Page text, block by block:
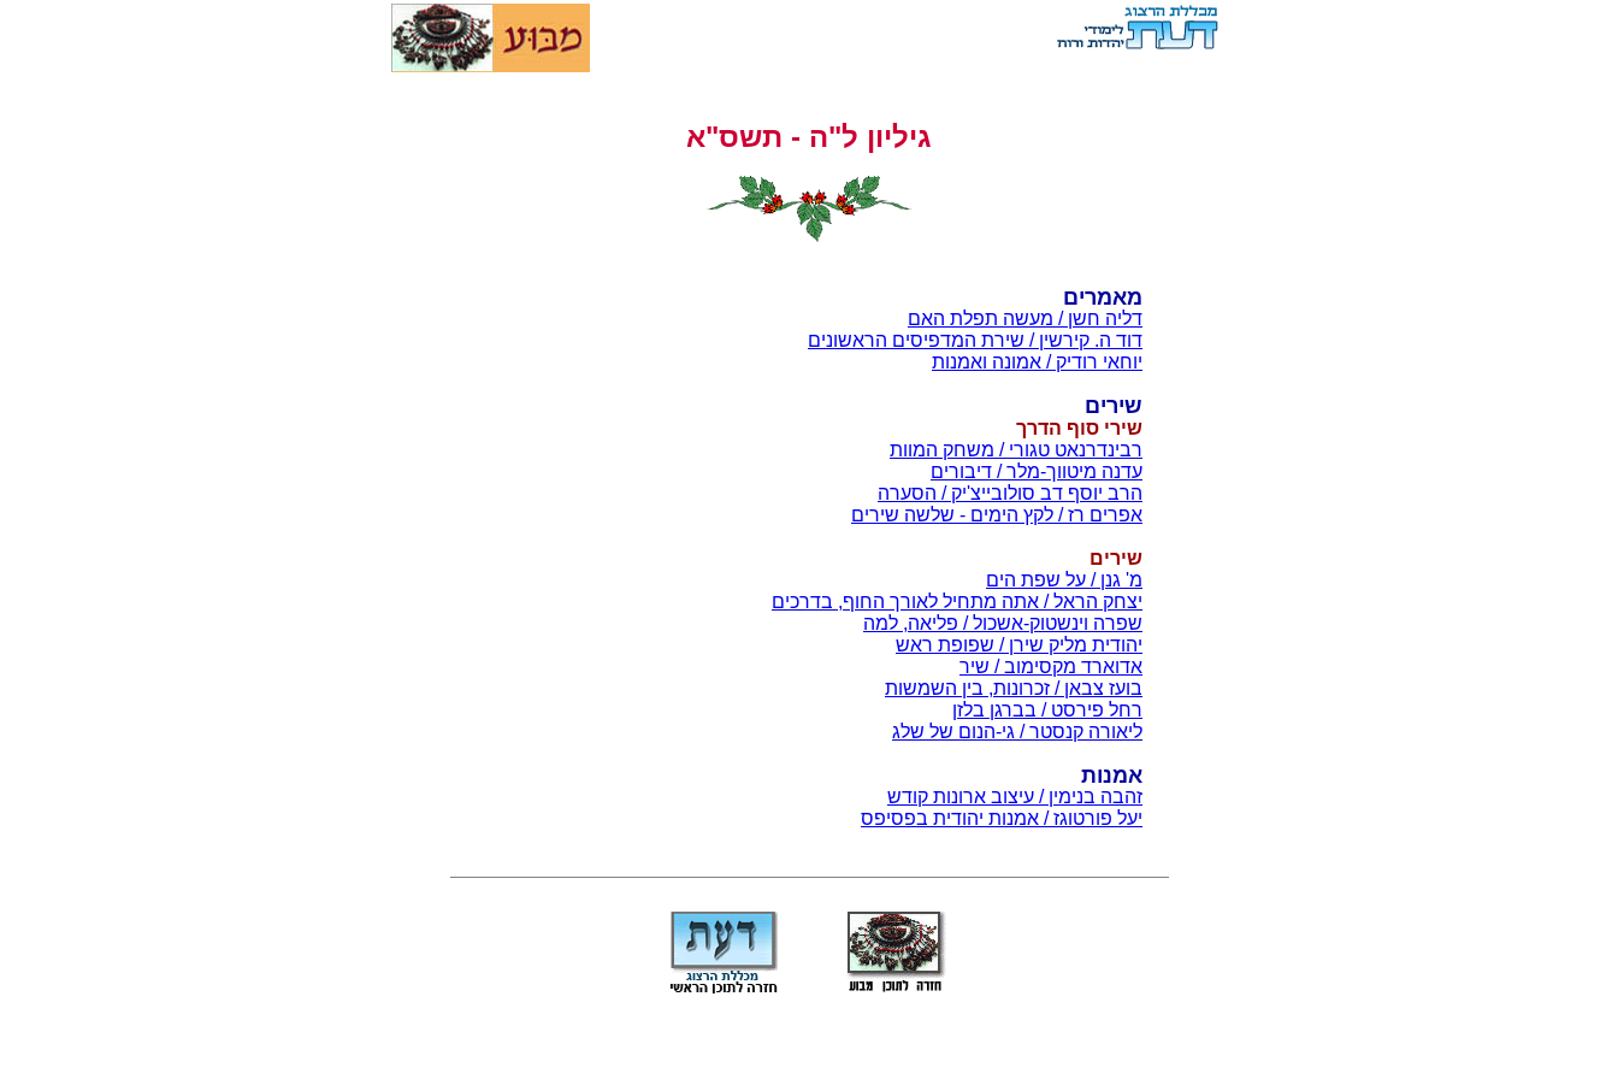
גיליון ל"ה - תשס"א
מאמרים
דליה חשן / מעשה תפלת האם
דוד ה. קירשין / שירת המדפיסים הראשונים
יוחאי רודיק / אמונה ואמנות
שירים
שירי סוף הדרך
רבינדרנאט טגורי / משחק המוות
עדנה מיטווך-מלר / דיבורים
הרב יוסף דב סולובייצ'יק / הסערה
אפרים רז / לקץ הימים - שלשה שירים
שירים
מ' גנן / על שפת הים
יצחק הראל / אתה מתחיל לאורך החוף, בדרכים
שפרה וינשטוק-אשכול / פליאה, למה
יהודית מליק שירן / שפופת ראש
אדוארד מקסימוב / שיר
בועז צבאן / זכרונות, בין השמשות
רחל פירסט / בברגן בלזן
ליאורה קנסטר / גי-הנום של שלג
אמנות
זהבה בנימין / עיצוב ארונות קודש
יעל פורטוגז / אמנות יהודית בפסיפס